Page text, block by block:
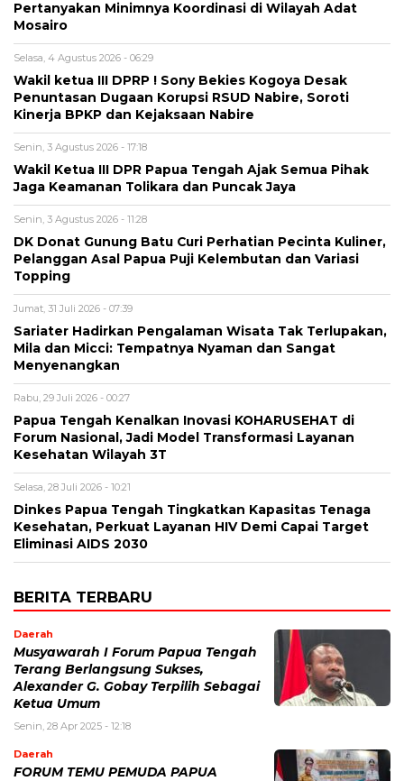
Pertanyakan Minimnya Koordinasi di Wilayah Adat
Mosairo
Selasa, 4 Agustus 2026 - 06:29
Wakil ketua III DPRP ! Sony Bekies Kogoya Desak
Penuntasan Dugaan Korupsi RSUD Nabire, Soroti
Kinerja BPKP dan Kejaksaan Nabire
Senin, 3 Agustus 2026 - 17:18
Wakil Ketua III DPR Papua Tengah Ajak Semua Pihak
Jaga Keamanan Tolikara dan Puncak Jaya
Senin, 3 Agustus 2026 - 11:28
DK Donat Gunung Batu Curi Perhatian Pecinta Kuliner,
Pelanggan Asal Papua Puji Kelembutan dan Variasi
Topping
Jumat, 31 Juli 2026 - 07:39
Sariater Hadirkan Pengalaman Wisata Tak Terlupakan,
Mila dan Micci: Tempatnya Nyaman dan Sangat
Menyenangkan
Rabu, 29 Juli 2026 - 00:27
Papua Tengah Kenalkan Inovasi KOHARUSEHAT di
Forum Nasional, Jadi Model Transformasi Layanan
Kesehatan Wilayah 3T
Selasa, 28 Juli 2026 - 10:21
Dinkes Papua Tengah Tingkatkan Kapasitas Tenaga
Kesehatan, Perkuat Layanan HIV Demi Capai Target
Eliminasi AIDS 2030
BERITA TERBARU
Daerah
Musyawarah I Forum Papua Tengah
Terang Berlangsung Sukses,
Alexander G. Gobay Terpilih Sebagai
Ketua Umum
Senin, 28 Apr 2025 - 12:18
Daerah
FORUM TEMU PEMUDA PAPUA